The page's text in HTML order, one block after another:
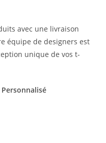
avec une livraison
équipe de designers est
unique de vos t-
Personnalisé